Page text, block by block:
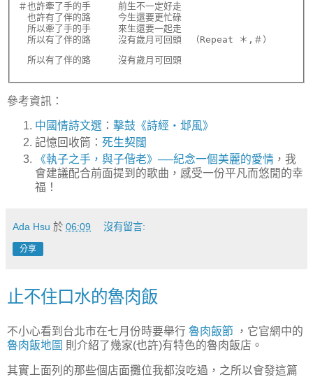
＃也許牽了手的手　　　前生不一定好走
也許有了伴的路　　　今生還要更忙碌
所以牽了手的手　　　來生還要一起走
所以有了伴的路　　　沒有歲月可回頭　（Repeat ＊,＃）
所以有了伴的路　　　沒有歲月可回頭
參考資訊：
中國情詩文選 ： 擊鼓《詩經‧邶風》
記憶回收筒： 死生契闊
《執子之手，與子偕老》──紀念一個美麗的愛情 ，我
會建議配合前面提到的歌曲，感受一份平凡而悠閒的幸
福！
Ada Hsu 於 06:09 沒有留言:
分享
止不住口水的魯肉飯
不小心看到台北市在七月份時要舉行 魯肉飯節 ，它官網中的
魯肉飯地圖 則介紹了幾家(也許)有特色的魯肉飯店。
其實上面列的那些個店面攤位我都沒吃過，之所以會發這篇